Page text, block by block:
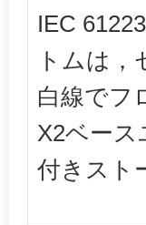
IEC
トムは
白線でフ
X2ベー
付きスト